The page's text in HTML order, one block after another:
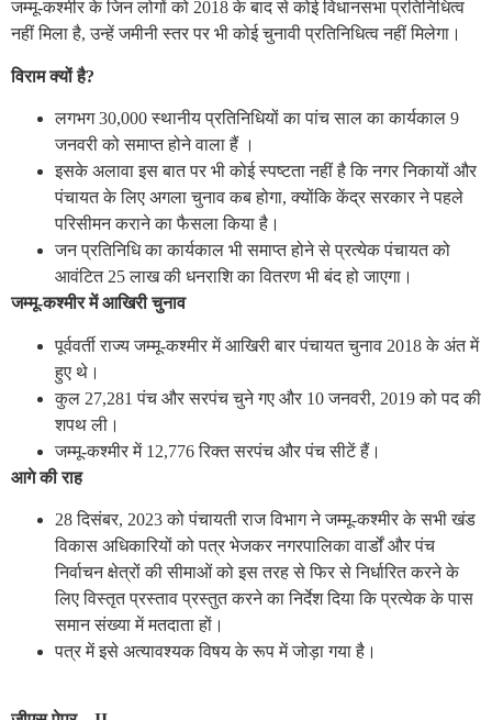
जम्मू-कश्मीर के जिन लोगों को 2018 के बाद से कोई विधानसभा प्रतिनिधित्व
नहीं मिला है, उन्हें जमीनी स्तर पर भी कोई चुनावी प्रतिनिधित्व नहीं मिलेगा।
विराम क्यों है?
लगभग 30,000 स्थानीय प्रतिनिधियों का पांच साल का कार्यकाल 9
जनवरी को समाप्त होने वाला हैं ।
इसके अलावा इस बात पर भी कोई स्पष्टता नहीं है कि नगर निकायों और
पंचायत के लिए अगला चुनाव कब होगा, क्योंकि केंद्र सरकार ने पहले
परिसीमन कराने का फैसला किया है।
जन प्रतिनिधि का कार्यकाल भी समाप्त होने से प्रत्येक पंचायत को
आवंटित 25 लाख की धनराशि का वितरण भी बंद हो जाएगा।
जम्मू-कश्मीर में आखिरी चुनाव
पूर्ववर्ती राज्य जम्मू-कश्मीर में आखिरी बार पंचायत चुनाव 2018 के अंत में
हुए थे।
कुल 27,281 पंच और सरपंच चुने गए और 10 जनवरी, 2019 को पद की
शपथ ली।
जम्मू-कश्मीर में 12,776 रिक्त सरपंच और पंच सीटें हैं।
आगे की राह
28 दिसंबर, 2023 को पंचायती राज विभाग ने जम्मू-कश्मीर के सभी खंड
विकास अधिकारियों को पत्र भेजकर नगरपालिका वार्डों और पंच
निर्वाचन क्षेत्रों की सीमाओं को इस तरह से फिर से निर्धारित करने के
लिए विस्तृत प्रस्ताव प्रस्तुत करने का निर्देश दिया कि प्रत्येक के पास
समान संख्या में मतदाता हों।
पत्र में इसे अत्यावश्यक विषय के रूप में जोड़ा गया है।